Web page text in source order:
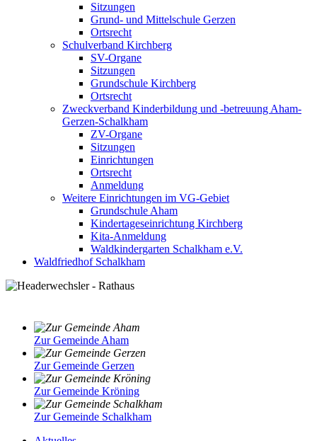
Sitzungen
Grund- und Mittelschule Gerzen
Ortsrecht
Schulverband Kirchberg
SV-Organe
Sitzungen
Grundschule Kirchberg
Ortsrecht
Zweckverband Kinderbildung und -betreuung Aham-
Gerzen-Schalkham
ZV-Organe
Sitzungen
Einrichtungen
Ortsrecht
Anmeldung
Weitere Einrichtungen im VG-Gebiet
Grundschule Aham
Kindertageseinrichtung Kirchberg
Kita-Anmeldung
Waldkindergarten Schalkham e.V.
Waldfriedhof Schalkham
Zur Gemeinde Aham
Zur Gemeinde Gerzen
Zur Gemeinde Kröning
Zur Gemeinde Schalkham